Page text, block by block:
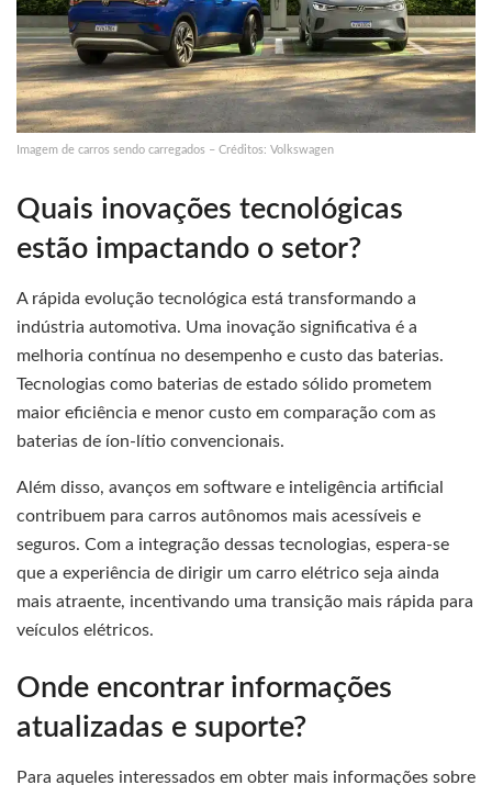
Imagem de carros sendo carregados – Créditos: Volkswagen
Quais inovações tecnológicas
estão impactando o setor?
A rápida evolução tecnológica está transformando a
indústria automotiva. Uma inovação significativa é a
melhoria contínua no desempenho e custo das baterias.
Tecnologias como baterias de estado sólido prometem
maior eficiência e menor custo em comparação com as
baterias de íon-lítio convencionais.
Além disso, avanços em software e inteligência artificial
contribuem para carros autônomos mais acessíveis e
seguros. Com a integração dessas tecnologias, espera-se
que a experiência de dirigir um carro elétrico seja ainda
mais atraente, incentivando uma transição mais rápida para
veículos elétricos.
Onde encontrar informações
atualizadas e suporte?
Para aqueles interessados em obter mais informações sobre